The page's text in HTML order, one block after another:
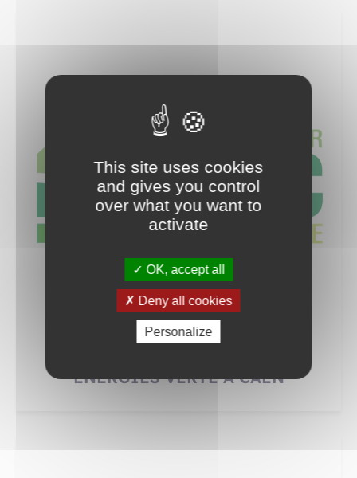
ENERGIES VERTE À CAEN
This site uses cookies
and gives you control
over what you want to
activate
OK, accept all
Deny all cookies
Personalize